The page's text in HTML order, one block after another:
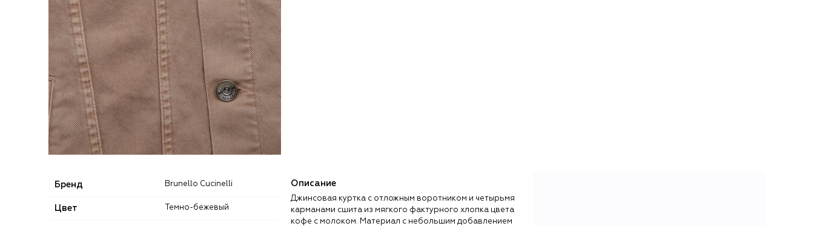
Бренд Brunello Cucinelli
Цвет Темно-бежевый
Описание
Джинсовая куртка с отложным воротником и четырьмя
карманами сшита из мягкого фактурного хлопка цвета
кофе с молоком. Материал с небольшим добавлением